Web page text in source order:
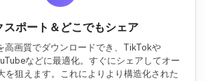
スポート＆どこでもシェア
高画質でダウンロードでき、TikTokや
などに最適化。すぐにシェアしてオー
を狙えます。これによりより構造化された